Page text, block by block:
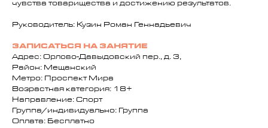
чувства товарищества и достижению результатов.
Руководитель: Кузин Роман Геннадьевич
ЗАПИСАТЬСЯ НА ЗАНЯТИЕ
Адрес: Орлово-Давыдовский пер., д. 3,
Район: Мещанский
Метро: Проспект Мира
Возрастная категория: 18+
Направление: Спорт
Группа/индивидуально: Группа
Оплата: Бесплатно